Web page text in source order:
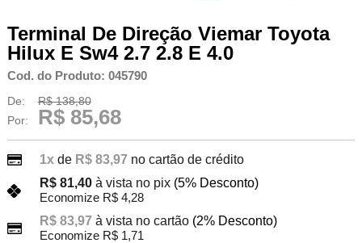
Terminal De Direção Viemar Toyota
Hilux E Sw4 2.7 2.8 E 4.0
Cod. do Produto: 045790
De:
R$ 138,80
Por:
R$ 85,68
1xde R$ 83,97 no cartão de crédito
R$ 81,40 à vista no pix (5% Desconto)
Economize R$ 4,28
R$ 83,97 à vista no cartão (2% Desconto)
Economize R$ 1,71